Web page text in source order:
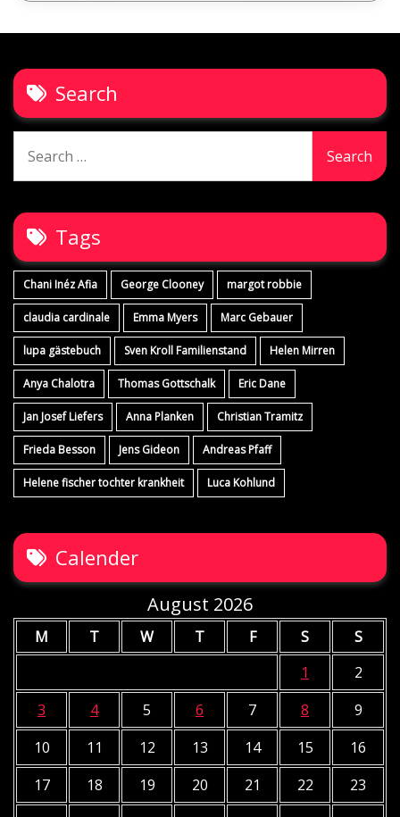
Search
for:
Tags
Chani Inéz Afia George Clooney margot robbie
claudia cardinale Emma Myers Marc Gebauer
lupa gästebuch Sven Kroll Familienstand Helen Mirren
Anya Chalotra Thomas Gottschalk Eric Dane
Jan Josef Liefers Anna Planken Christian Tramitz
Frieda Besson Jens Gideon Andreas Pfaff
Helene fischer tochter krankheit Luca Kohlund
Calender
August 2026
M T W T F S
S
1
2
3
4 5 6 7 8
9
10
11 12 13 14 15
16
17
18 19 20 21 22
23